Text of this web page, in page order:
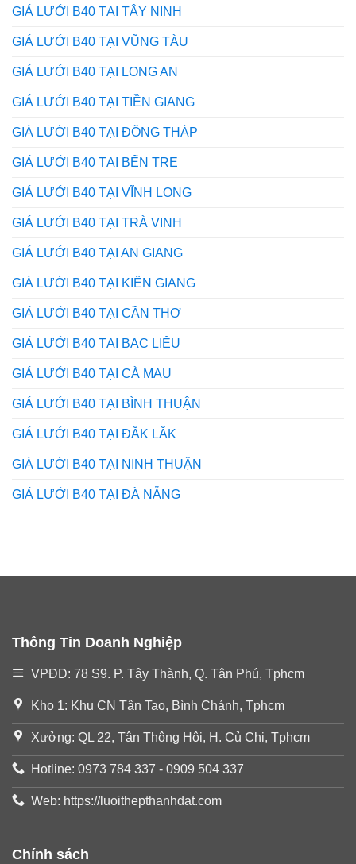
GIÁ LƯỚI B40 TẠI TÂY NINH
GIÁ LƯỚI B40 TẠI VŨNG TÀU
GIÁ LƯỚI B40 TẠI LONG AN
GIÁ LƯỚI B40 TẠI TIỀN GIANG
GIÁ LƯỚI B40 TẠI ĐỒNG THÁP
GIÁ LƯỚI B40 TẠI BẾN TRE
GIÁ LƯỚI B40 TẠI VĨNH LONG
GIÁ LƯỚI B40 TẠI TRÀ VINH
GIÁ LƯỚI B40 TẠI AN GIANG
GIÁ LƯỚI B40 TẠI KIÊN GIANG
GIÁ LƯỚI B40 TẠI CẦN THƠ
GIÁ LƯỚI B40 TẠI BẠC LIÊU
GIÁ LƯỚI B40 TẠI CÀ MAU
GIÁ LƯỚI B40 TẠI BÌNH THUẬN
GIÁ LƯỚI B40 TẠI ĐẮK LẮK
GIÁ LƯỚI B40 TẠI NINH THUẬN
GIÁ LƯỚI B40 TẠI ĐÀ NẴNG
Thông Tin Doanh Nghiệp
VPĐD: 78 S9. P. Tây Thành, Q. Tân Phú, Tphcm
Kho 1: Khu CN Tân Tao, Bình Chánh, Tphcm
Xưởng: QL 22, Tân Thông Hôi, H. Củ Chi, Tphcm
Hotline: 0973 784 337 - 0909 504 337
Web: https://luoithepthanhdat.com
Chính sách